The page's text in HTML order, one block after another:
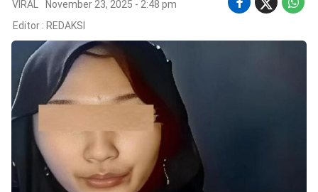
©
Copyright
2026
Lensa
Merdeka
VIRAL
November 23, 2025 - 2:48 pm
Editor : REDAKSI